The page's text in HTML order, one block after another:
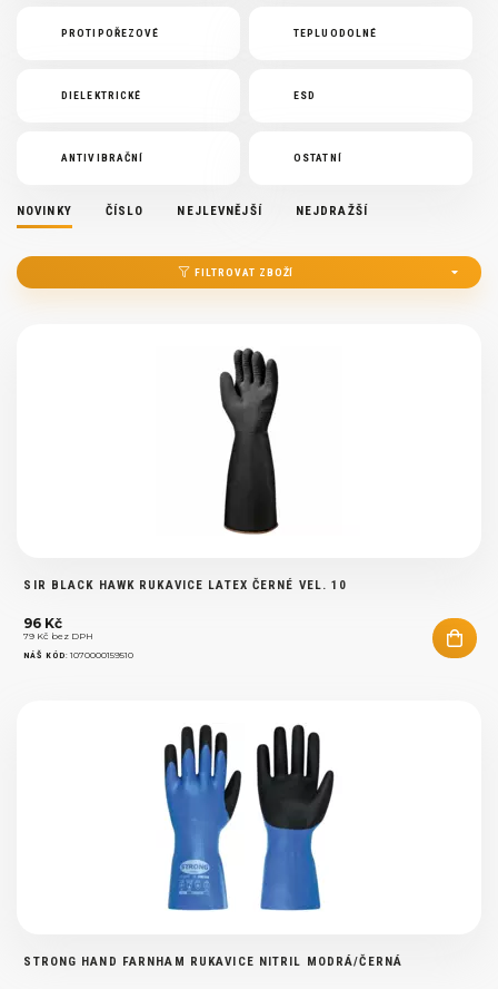
PROTIPOŘEZOVÉ TEPLUODOLNÉ
DIELEKTRICKÉ ESD
ANTIVIBRAČNÍ OSTATNÍ
NOVINKY ČÍSLO NEJLEVNĚJŠÍ NEJDRAŽŠÍ
FILTROVAT ZBOŽÍ
SIR BLACK HAWK RUKAVICE LATEX ČERNÉ VEL. 10
96 Kč
79 Kč bez DPH
NÁŠ KÓD:1070000159510
STRONG HAND FARNHAM RUKAVICE NITRIL MODRÁ/ČERNÁ